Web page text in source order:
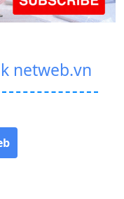
netweb.vn